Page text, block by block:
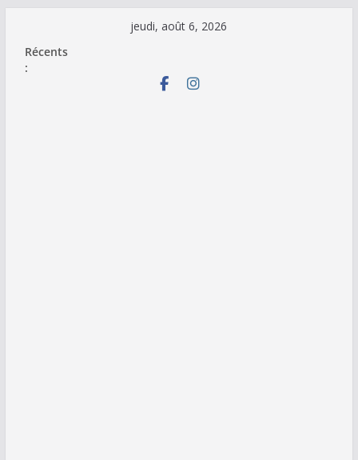
contenu
jeudi, août 6, 2026
Récents
: